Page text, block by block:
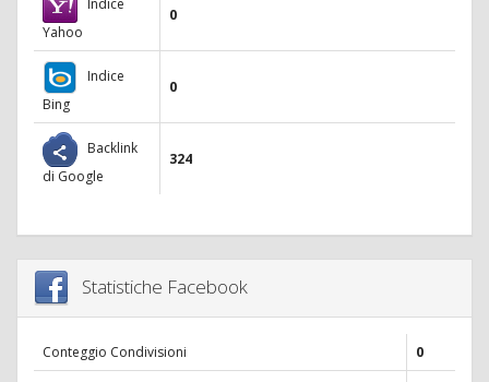
Yahoo
0
Indice
Bing
0
Backlink
di Google
324
Statistiche Facebook
Conteggio Condivisioni
0